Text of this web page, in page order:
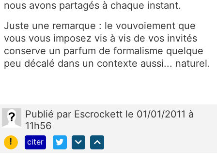
nous avons partagés à chaque instant.
Juste une remarque : le vouvoiement que
vous vous imposez vis à vis de vos invités
conserve un parfum de formalisme quelque
peu décalé dans un contexte aussi... naturel.
Publié par Escrockett le 01/01/2011 à
11h56
!
citer